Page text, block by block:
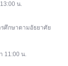
น.
ศึกษาตามอัธยาศัย
11:00 น.